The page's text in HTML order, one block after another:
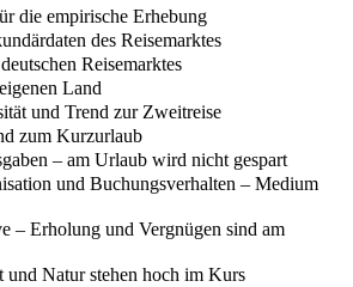
die empirische Erhebung
des Reisemarktes
Reisemarktes
Land
und Trend zur Zweitreise
zum Kurzurlaub
– am Urlaub wird nicht gespart
und Buchungsverhalten – Medium
– Erholung und Vergnügen sind am
und Natur stehen hoch im Kurs